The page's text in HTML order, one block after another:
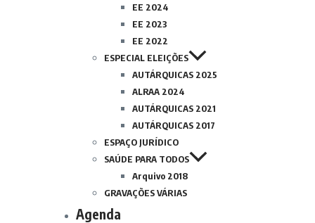
EE 2024
EE 2023
EE 2022
ESPECIAL ELEIÇÕES
AUTÁRQUICAS 2025
ALRAA 2024
AUTÁRQUICAS 2021
AUTÁRQUICAS 2017
ESPAÇO JURÍDICO
SAÚDE PARA TODOS
Arquivo 2018
GRAVAÇÕES VÁRIAS
Agenda